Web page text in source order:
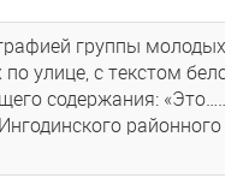
группы молодых
улице, с текстом
содержания:
районного